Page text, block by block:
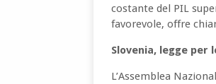
costante del PIL
favorevole, offre
Slovenia, legge per
L’Assemblea